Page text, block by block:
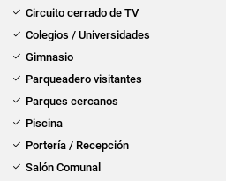
Circuito cerrado de TV
Colegios / Universidades
Gimnasio
Parqueadero visitantes
Parques cercanos
Piscina
Portería / Recepción
Salón Comunal